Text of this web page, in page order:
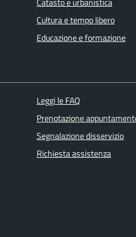
Cultura e tempo libero
Educazione e formazione
Leggi le FAQ
Prenotazione
Segnalazione disservizio
Richiesta assistenza